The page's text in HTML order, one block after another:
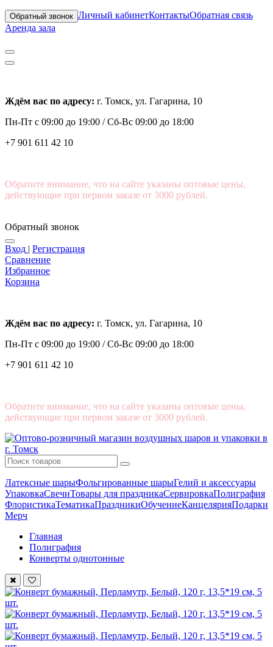
Обратный звонок Личный кабинетКонтактыОбратная связь
Аренда зала
Ждём вас по адресу: г. Томск, ул. Гагарина, 10
Пн-Пт с 09:00 до 19:00 /Сб-Вс 09:00 до 18:00
+7 901 611 42 10
Обратите внимание, что на сайте указаны оптовые цены,
действующие при первом заказе от 3000 рублей.
Обратный звонок
Вход | Регистрация
Сравнение
Избранное
Корзина
Ждём вас по адресу: г. Томск, ул. Гагарина, 10
Пн-Пт с 09:00 до 19:00 /Сб-Вс 09:00 до 18:00
+7 901 611 42 10
Обратите внимание, что на сайте указаны оптовые цены,
действующие при первом заказе от 3000 рублей.
Латексные шарыФольгированные шарыГелий и аксессуары
УпаковкаСвечиТовары для праздникаСервировкаПолиграфия
ФлористикаТематикаПраздникиОбучениеКанцелярияПодарки
Мерч
Главная
Полиграфия
Конверты однотонные